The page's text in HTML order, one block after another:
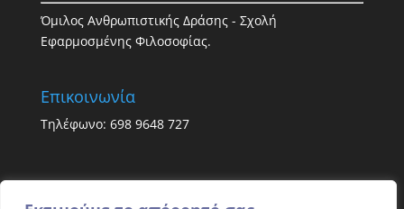
Όμιλος Ανθρωπιστικής Δράσης - Σχολή
Εφαρμοσμένης Φιλοσοφίας.
Επικοινωνία
Τηλέφωνο: 698 9648 727